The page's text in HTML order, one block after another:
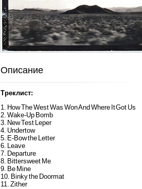
Описание
Треклист:
1. How The West Was Won And Where It Got Us
2. Wake-Up Bomb
3. New Test Leper
4. Undertow
5. E-Bow the Letter
6. Leave
7. Departure
8. Bittersweet Me
9. Be Mine
10. Binky the Doormat
11. Zither